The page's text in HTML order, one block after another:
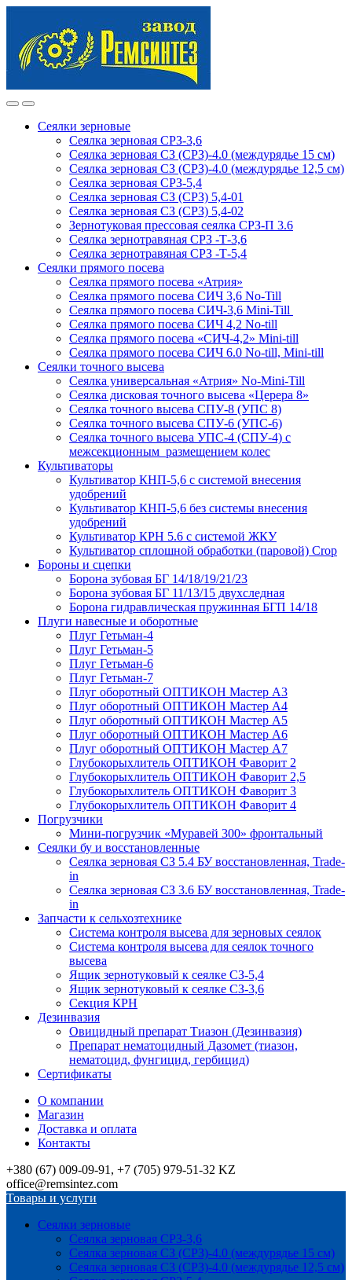
navigation
content
Сеялки зерновые
Сеялка зерновая СРЗ-3,6
Сеялка зерновая СЗ (СРЗ)-4.0 (междурядье 15 см)
Сеялка зерновая СЗ (СРЗ)-4.0 (междурядье 12,5 см)
Сеялка зерновая СРЗ-5,4
Сеялка зерновая СЗ (СРЗ) 5,4-01
Сеялка зерновая СЗ (СРЗ) 5,4-02
Зернотуковая прессовая сеялка СРЗ-П 3.6
Сеялка зернотравяная СРЗ -Т-3,6
Сеялка зернотравяная СРЗ -Т-5,4
Сеялки прямого посева
Сеялка прямого посева «Атрия»
Сеялка прямого посева СИЧ 3,6 No-Till
Сеялка прямого посева СИЧ-3,6 Mini-Till
Сеялка прямого посева СИЧ 4,2 No-till
Сеялка прямого посева «СИЧ-4,2» Mini-till
Сеялка прямого посева СИЧ 6.0 No-till, Mini-till
Сеялки точного высева
Сеялка универсальная «Атрия» No-Mini-Till
Сеялка дисковая точного высева «Церера 8»
Сеялка точного высева СПУ-8 (УПС 8)
Сеялка точного высева СПУ-6 (УПС-6)
Сеялка точного высева УПС-4 (СПУ-4) с
межсекционным размещением колес
Культиваторы
Культиватор КНП-5,6 с системой внесения
удобрений
Культиватор КНП-5,6 без системы внесения
удобрений
Культиватор КРН 5.6 с системой ЖКУ
Культиватор сплошной обработки (паровой) Crop
Бороны и сцепки
Борона зубовая БГ 14/18/19/21/23
Борона зубовая БГ 11/13/15 двухследная
Борона гидравлическая пружинная БГП 14/18
Плуги навесные и оборотные
Плуг Гетьман-4
Плуг Гетьман-5
Плуг Гетьман-6
Плуг Гетьман-7
Плуг оборотный ОПТИКОН Мастер А3
Плуг оборотный ОПТИКОН Мастер А4
Плуг оборотный ОПТИКОН Мастер А5
Плуг оборотный ОПТИКОН Мастер А6
Плуг оборотный ОПТИКОН Мастер А7
Глубокорыхлитель ОПТИКОН Фаворит 2
Глубокорыхлитель ОПТИКОН Фаворит 2,5
Глубокорыхлитель ОПТИКОН Фаворит 3
Глубокорыхлитель ОПТИКОН Фаворит 4
Погрузчики
Мини-погрузчик «Муравей 300» фронтальный
Сеялки бу и восстановленные
Сеялка зерновая СЗ 5.4 БУ восстановленная, Trade-
in
Сеялка зерновая СЗ 3.6 БУ восстановленная, Trade-
in
Запчасти к сельхозтехнике
Система контроля высева для зерновых сеялок
Система контроля высева для сеялок точного
высева
Ящик зернотуковый к сеялке СЗ-5,4
Ящик зернотуковый к сеялке СЗ-3,6
Секция КРН
Дезинвазия
Овицидный препарат Тиазон (Дезинвазия)
Препарат нематоцидный Дазомет (тиазон,
нематоцид, фунгицид, гербицид)
Сертификаты
О компании
Магазин
Доставка и оплата
Контакты
+380 (67) 009-09-91, +7 (705) 979-51-32 KZ
office@remsintez.com
Товары и услуги
Сеялки зерновые
Сеялка зерновая СРЗ-3,6
Сеялка зерновая СЗ (СРЗ)-4.0 (междурядье 15 см)
Сеялка зерновая СЗ (СРЗ)-4.0 (междурядье 12,5 см)